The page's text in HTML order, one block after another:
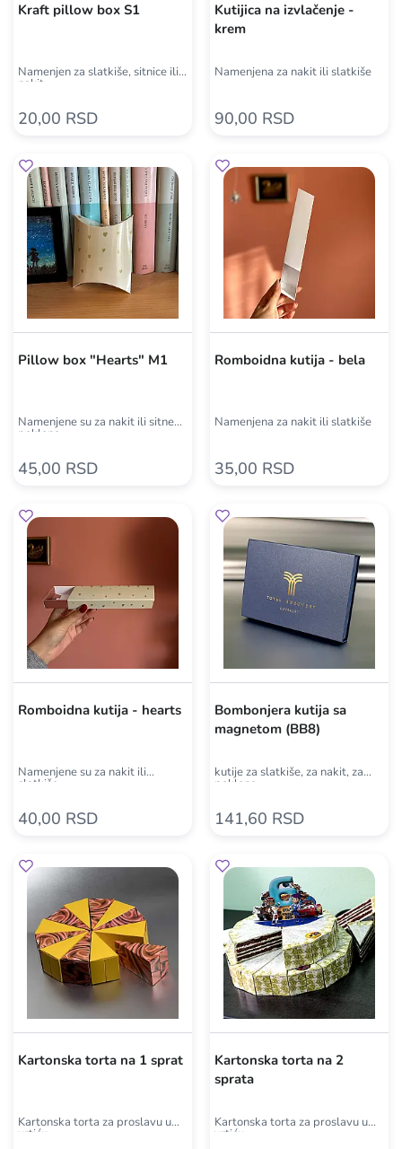
Kraft pillow box S1
Namenjen za slatkiše, sitnice ili
nakit
20,00 RSD
Kutijica na izvlačenje -
krem
Namenjena za nakit ili slatkiše
90,00 RSD
Pillow box "Hearts" M1
Namenjene su za nakit ili sitne
poklone.
45,00 RSD
Romboidna kutija - bela
Namenjena za nakit ili slatkiše
35,00 RSD
Romboidna kutija - hearts
Namenjene su za nakit ili
slatkiše
40,00 RSD
Bombonjera kutija sa
magnetom (BB8)
kutije za slatkiše, za nakit, za
poklone
141,60 RSD
Kartonska torta na 1 sprat
Kartonska torta za proslavu u
vrtiću
Kartonska torta na 2
sprata
Kartonska torta za proslavu u
vrtiću